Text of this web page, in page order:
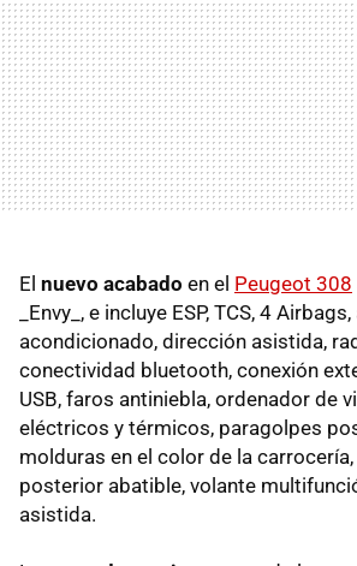
El nuevo acabado en el Peugeot 308
_Envy_, e incluye ESP, TCS, 4
acondicionado, dirección asistida,
conectividad bluetooth, conexión
USB, faros antiniebla, ordenador de
eléctricos y térmicos, paragolpes
molduras en el color de la
posterior abatible, volante
asistida.